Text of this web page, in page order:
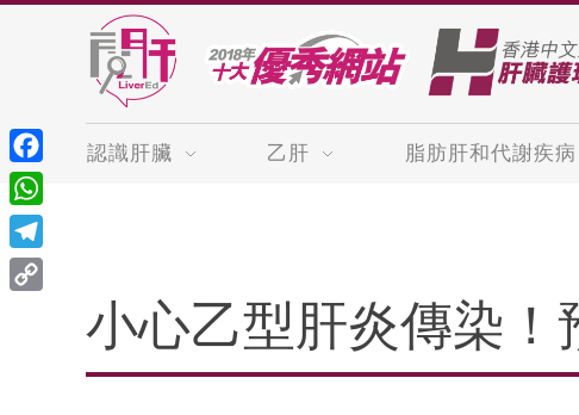
認識肝臟 乙肝 脂肪肝和代謝疾病
小心乙型肝炎傳染！
Facebook
WhatsApp
Telegram